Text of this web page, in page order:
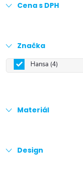
Cena s DPH
Značka
Hansa 4
Materiál
Design